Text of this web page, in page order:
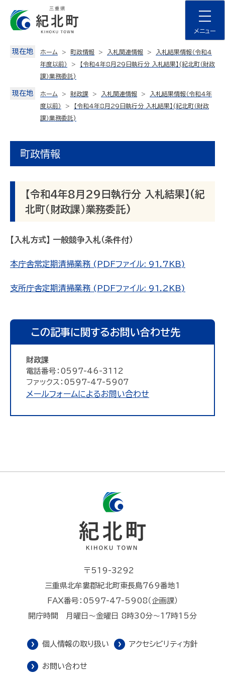
content
メニュー
現在地 ホーム 町政情報 入札関連情報
入札結果情報（令和4
年度以前）
【令和4年8月29日執行分 入札結果】(紀北町（財政
課）業務委託)
現在地 ホーム 財政課 入札関連情報
入札結果情報（令和4年
度以前）
【令和4年8月29日執行分 入札結果】(紀北町（財政
課）業務委託)
町政情報
【令和4年8月29日執行分 入札結果】(紀
北町（財政課）業務委託)
【入札方式】 一般競争入札（条件付）
本庁舎常定期清掃業務 (PDFファイル: 91.7KB)
支所庁舎定期清掃業務 (PDFファイル: 91.2KB)
この記事に関するお問い合わせ先
財政課
電話番号：0597-46-3112
ファックス：0597-47-5907
メールフォームによるお問い合わせ
〒519-3292
三重県北牟婁郡紀北町東長島769番地1
FAX番号：0597-47-5908（企画課）
開庁時間 月曜日～金曜日 8時30分～17時15分
個人情報の取り扱い アクセシビリティ方針
お問い合わせ